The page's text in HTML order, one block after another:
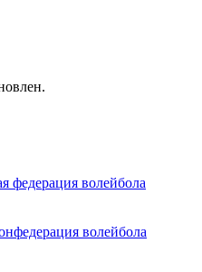
федерация волейбола
волейбола